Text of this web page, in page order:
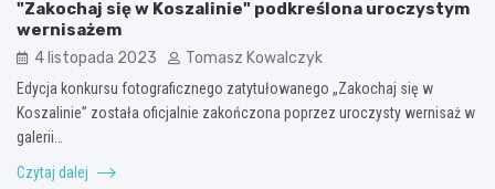
"Zakochaj się w Koszalinie" podkreślona uroczystym
wernisażem
4 listopada 2023 Tomasz Kowalczyk
Edycja konkursu fotograficznego zatytułowanego „Zakochaj się w
Koszalinie” została oficjalnie zakończona poprzez uroczysty wernisaż w
galerii…
Czytaj dalej